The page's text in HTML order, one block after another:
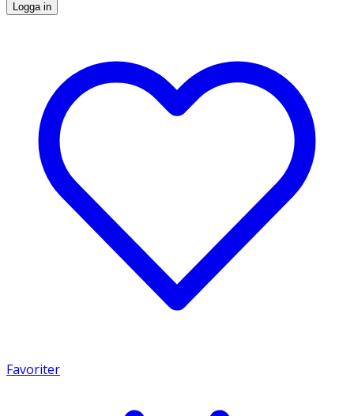
Logga in
Favoriter